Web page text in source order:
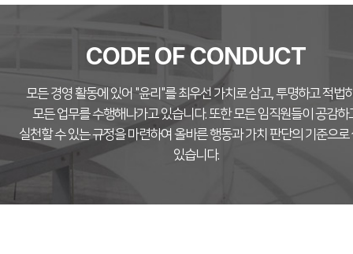
CODE OF CONDUCT
모든 경영 활동에 있어 "윤리"를 최우선 가치로 삼고, 투명하고 적법
모든 업무를 수행해나가고 있습니다.또한 모든 임직원들이 공감하
실천할 수 있는 규정을 마련하여 올바른 행동과 가치 판단의 기준으로
있습니다.